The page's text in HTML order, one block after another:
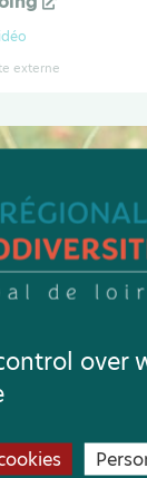
externe
de produits